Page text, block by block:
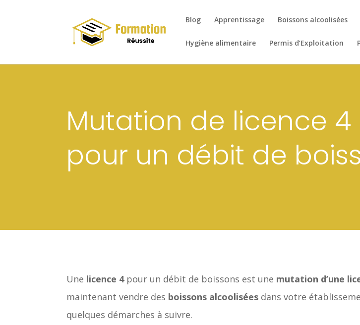
Blog Apprentissage Boissons alcoolisées
Hygiène alimentaire Permis d’Exploitation
Mutation de licence 4
pour un débit de
Une licence 4pour un débit de boissons est une mutation d’une
maintenant vendre des boissons alcoolisées dans votre
quelques démarches à suivre.